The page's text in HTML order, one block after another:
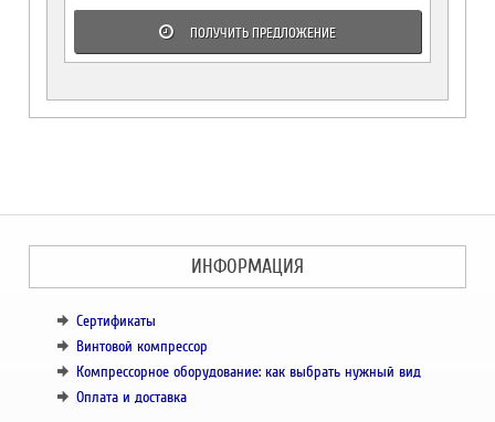
ПОЛУЧИТЬ ПРЕДЛОЖЕНИЕ
ИНФОРМАЦИЯ
Сертификаты
Винтовой компрессор
Компрессорное оборудование: как выбрать нужный вид
Оплата и доставка